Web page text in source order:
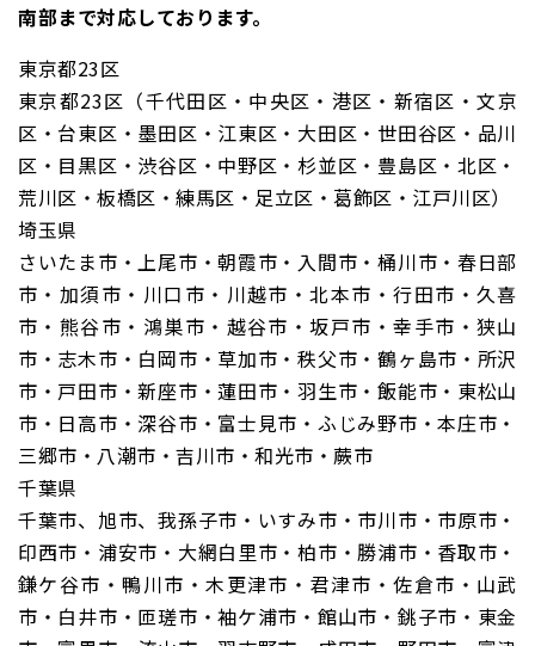
南部まで対応しております。
東京都23区
東京都23区（千代田区・中央区・港区・新宿区・文京
区・台東区・墨田区・江東区・大田区・世田谷区・品川
区・目黒区・渋谷区・中野区・杉並区・豊島区・北区・
荒川区・板橋区・練馬区・足立区・葛飾区・江戸川区）
埼玉県
さいたま市・上尾市・朝霞市・入間市・桶川市・春日部
市・加須市・川口市・川越市・北本市・行田市・久喜
市・熊谷市・鴻巣市・越谷市・坂戸市・幸手市・狭山
市・志木市・白岡市・草加市・秩父市・鶴ヶ島市・所沢
市・戸田市・新座市・蓮田市・羽生市・飯能市・東松山
市・日高市・深谷市・富士見市・ふじみ野市・本庄市・
三郷市・八潮市・吉川市・和光市・蕨市
千葉県
千葉市、旭市、我孫子市・いすみ市・市川市・市原市・
印西市・浦安市・大網白里市・柏市・勝浦市・香取市・
鎌ケ谷市・鴨川市・木更津市・君津市・佐倉市・山武
市・白井市・匝瑳市・袖ケ浦市・館山市・銚子市・東金